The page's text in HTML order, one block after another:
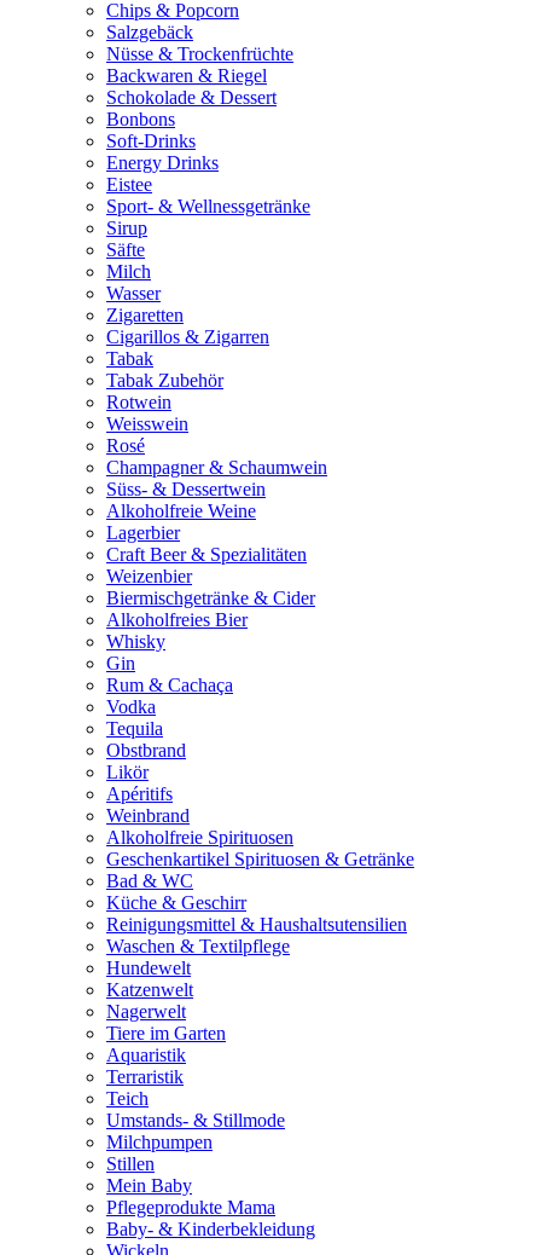
Chips & Popcorn
Salzgebäck
Nüsse & Trockenfrüchte
Backwaren & Riegel
Schokolade & Dessert
Bonbons
Soft-Drinks
Energy Drinks
Eistee
Sport- & Wellnessgetränke
Sirup
Säfte
Milch
Wasser
Zigaretten
Cigarillos & Zigarren
Tabak
Tabak Zubehör
Rotwein
Weisswein
Rosé
Champagner & Schaumwein
Süss- & Dessertwein
Alkoholfreie Weine
Lagerbier
Craft Beer & Spezialitäten
Weizenbier
Biermischgetränke & Cider
Alkoholfreies Bier
Whisky
Gin
Rum & Cachaça
Vodka
Tequila
Obstbrand
Likör
Apéritifs
Weinbrand
Alkoholfreie Spirituosen
Geschenkartikel Spirituosen & Getränke
Bad & WC
Küche & Geschirr
Reinigungsmittel & Haushaltsutensilien
Waschen & Textilpflege
Hundewelt
Katzenwelt
Nagerwelt
Tiere im Garten
Aquaristik
Terraristik
Teich
Umstands- & Stillmode
Milchpumpen
Stillen
Mein Baby
Pflegeprodukte Mama
Baby- & Kinderbekleidung
Wickeln